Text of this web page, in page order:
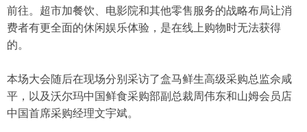
前往。超市加餐饮、电影院和其他零售服务的战略布局让消
费者有更全面的休闲娱乐体验，是在线上购物时无法获得
的。
本场大会随后在现场分别采访了盒马鲜生高级采购总监佘咸
平，以及沃尔玛中国鲜食采购部副总裁周伟东和山姆会员店
中国首席采购经理文宇斌。